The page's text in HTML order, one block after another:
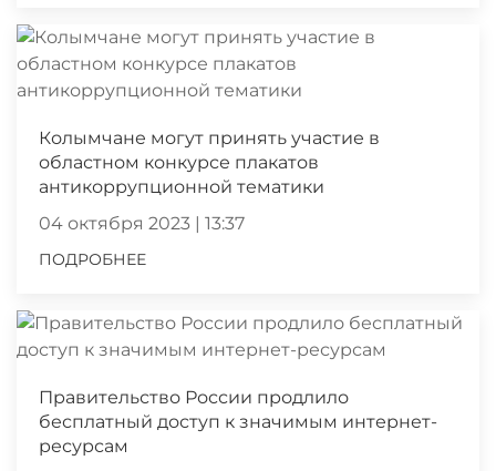
Колымчане могут принять участие в
областном конкурсе плакатов
антикоррупционной тематики
04 октября 2023 | 13:37
ПОДРОБНЕЕ
Правительство России продлило
бесплатный доступ к значимым интернет-
ресурсам